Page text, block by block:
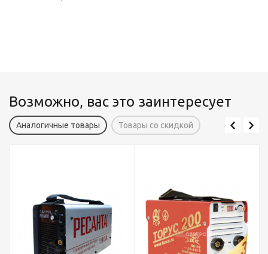
Возможно, вас это заинтересует
Аналогичные товары Товары со скидкой